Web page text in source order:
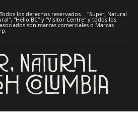
los derechos reservados. "Super, Natural
"Hello BC" y "Visitor Centre" y todos los
son marcas comerciales o Marcas